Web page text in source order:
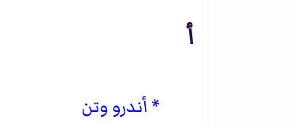
أ
أندرو وتن